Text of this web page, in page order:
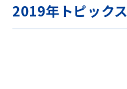
2019年トピックス